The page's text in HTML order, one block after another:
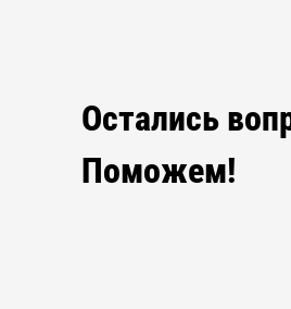
Остались
Поможем!